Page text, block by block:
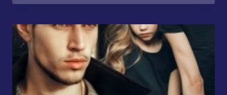
НАХАЛ